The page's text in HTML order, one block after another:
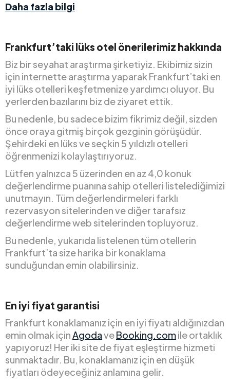
Daha fazla bilgi
Frankfurt’taki lüks otel önerilerimiz hakkında
Biz bir seyahat araştırma şirketiyiz. Ekibimiz sizin
için internette araştırma yaparak Frankfurt’taki en
iyi lüks otelleri keşfetmenize yardımcı oluyor. Bu
yerlerden bazılarını biz de ziyaret ettik.
Bu nedenle, bu sadece bizim fikrimiz değil, sizden
önce oraya gitmiş birçok gezginin görüşüdür.
Şehirdeki en lüks ve seçkin 5 yıldızlı otelleri
öğrenmenizi kolaylaştırıyoruz.
Lütfen yalnızca 5 üzerinden en az 4,0 konuk
değerlendirme puanına sahip otelleri listelediğimizi
unutmayın. Tüm değerlendirmeleri farklı
rezervasyon sitelerinden ve diğer tarafsız
değerlendirme web sitelerinden topluyoruz.
Bu nedenle, yukarıda listelenen tüm otellerin
Frankfurt’ta size harika bir konaklama
sunduğundan emin olabilirsiniz.
En iyi fiyat garantisi
Frankfurt konaklamanız için en iyi fiyatı aldığınızdan
emin olmak içinAgodaveBooking.comile ortaklık
yapıyoruz! Her iki site de fiyat eşleştirme hizmeti
sunmaktadır. Bu, konaklamanız için en düşük
fiyatları ödeyeceğiniz anlamına gelir.